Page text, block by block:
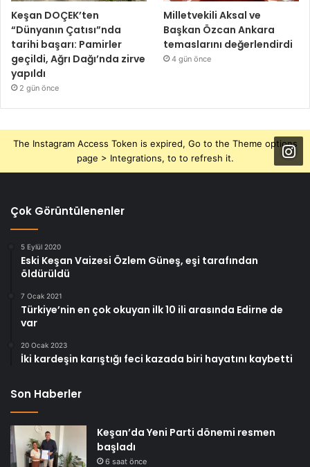
Keşan DOÇEK’ten
“Dünyanın Çatısı”nda
tarihi başarı: Pamirler
geçildi, Ağrı Dağı’nda zirve
yapıldı
2 gün önce
Milletvekili Aksal ve
Başkan Özcan Ankara
temaslarını değerlendirdi
4 gün önce
The Instagram Access Token is expired, Go to the Theme options
page > Integrations, to to refresh it.
Çok Görüntülenenler
5 Eylül 2020
Eski Keşan Vaizesi Özlem Güneş, eşi tarafından
öldürüldü
7 Ocak 2021
Türkiye’nin en çok okuyan ilk 10 ili arasında Edirne de
var
20 Ocak 2023
İki kardeşin karıştığı feci kazada biri hayatını kaybetti
Son Haberler
Keşan’da Yeni Parti dönemi resmen
başladı
6 saat önce